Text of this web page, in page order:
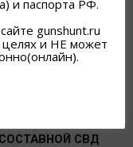
СВД
и паспорта РФ.
gunshunt.ru
целях и НЕ может